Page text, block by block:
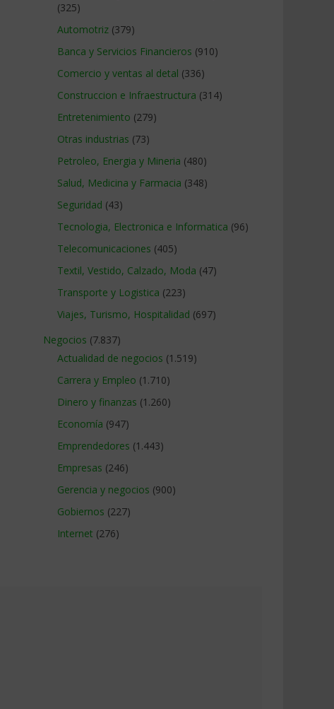
(325)
Automotriz (379)
Banca y Servicios Financieros (910)
Comercio y ventas al detal (336)
Construccion e Infraestructura (314)
Entretenimiento (279)
Otras industrias (73)
Petroleo, Energia y Mineria (480)
Salud, Medicina y Farmacia (348)
Seguridad (43)
Tecnologia, Electronica e Informatica (96)
Telecomunicaciones (405)
Textil, Vestido, Calzado, Moda (47)
Transporte y Logistica (223)
Viajes, Turismo, Hospitalidad (697)
Negocios (7.837)
Actualidad de negocios (1.519)
Carrera y Empleo (1.710)
Dinero y finanzas (1.260)
Economía (947)
Emprendedores (1.443)
Empresas (246)
Gerencia y negocios (900)
Gobiernos (227)
Internet (276)